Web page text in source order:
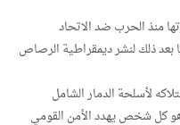
منذ الحرب ضد الاتحاد
ذلك لنشر ديمقراطية الرصاص
لأسلحة الدمار الشامل
هو كل شخص يهدد الأمن القومي